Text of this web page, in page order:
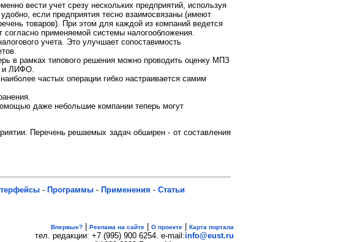
вести учет срезу нескольких предприятий, используя
если предприятия тесно взаимосвязаны (имеют
товаров). При этом для каждой из компаний ведется
согласно применяемой системы налогообложения.
учета. Это улучшает сопоставимость
в рамках типового решения можно проводить оценку МПЗ
и ЛИФО.
частых операции гибко настраивается самим
даже небольшие компании теперь могут
Перечень решаемых задач обширен - от составления
- Программы - Применения - Статьи
Впервые? Реклама на сайте О проекте Карта портала
тел. редакции: +7 (995) 900 6254. e-mail:info@eust.ru